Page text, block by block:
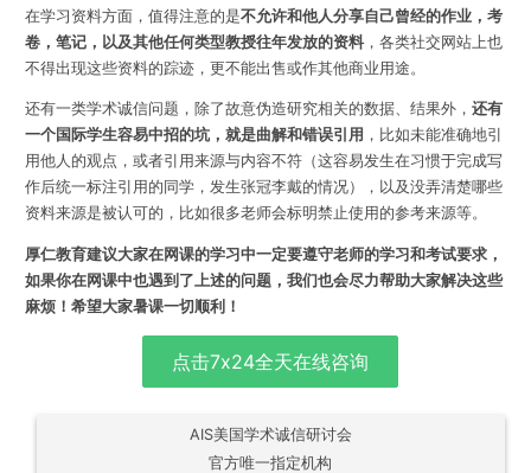
在学习资料方面，值得注意的是不允许和他人分享自己曾经的作业，考
卷，笔记，以及其他任何类型教授往年发放的资料，各类社交网站上也
不得出现这些资料的踪迹，更不能出售或作其他商业用途。
还有一类学术诚信问题，除了故意伪造研究相关的数据、结果外， 还有
一个国际学生容易中招的坑，就是曲解和错误引用 ，比如未能准确地引
用他人的观点，或者引用来源与内容不符（这容易发生在习惯于完成写
作后统一标注引用的同学，发生张冠李戴的情况），以及没弄清楚哪些
资料来源是被认可的，比如很多老师会标明禁止使用的参考来源等。
厚仁教育建议大家在网课的学习中一定要遵守老师的学习和考试要求，
如果你在网课中也遇到了上述的问题， 我们也会尽力帮助大家解决这些
麻烦！希望大家暑课一切顺利！
点击7x24全天在线咨询
AIS美国学术诚信研讨会
官方唯一指定机构